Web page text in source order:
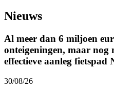
Nieuws
Al meer dan 6 miljoen
onteigeningen, maar nog
effectieve aanleg fietspad
30/08/26